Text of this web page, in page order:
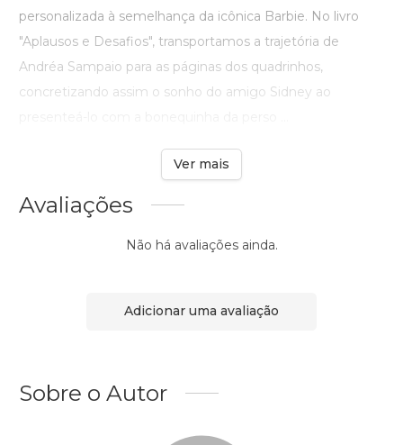
personalizada à semelhança da icônica Barbie. No livro
"Aplausos e Desafios", transportamos a trajetória de
Andréa Sampaio para as páginas dos quadrinhos,
concretizando assim o sonho do amigo Sidney ao
Ver mais
Avaliações
Não há avaliações ainda.
Adicionar uma avaliação
Sobre o Autor